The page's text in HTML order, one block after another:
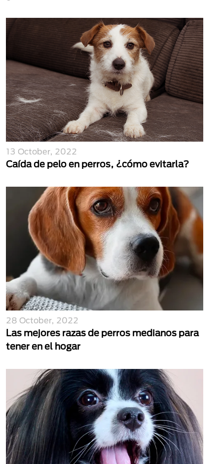
13 October, 2022
Caída de pelo en perros, ¿cómo evitarla?
28 October, 2022
Las mejores razas de perros medianos para
tener en el hogar